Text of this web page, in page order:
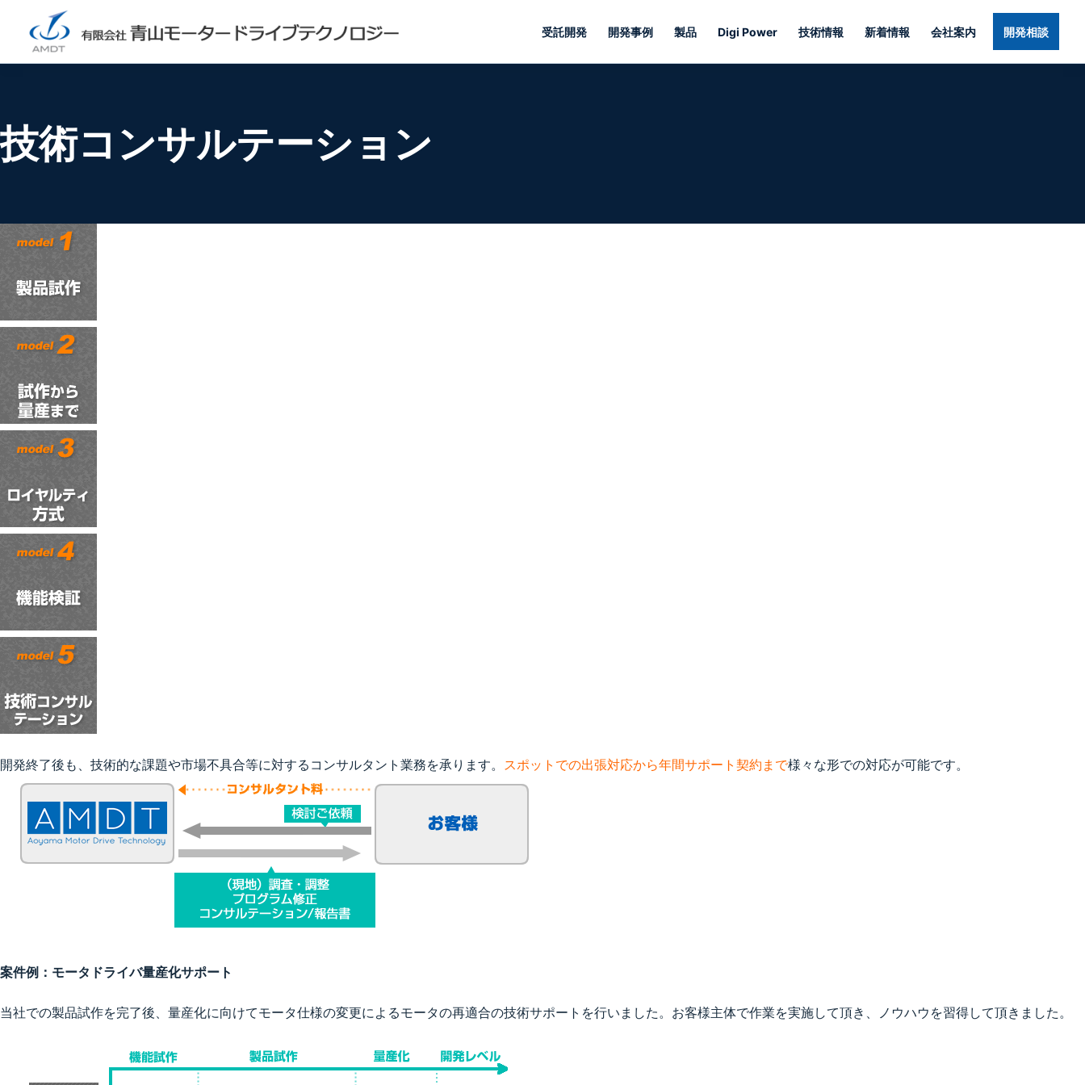
受託開発 開発事例 製品 Digi Power 技術情報 新着情報 会社案内 開発相談
技術コンサルテーション
開発終了後も、技術的な課題や市場不具合等に対するコンサルタント業務を承ります。 スポットでの出張対応から年間サポート契約まで様々な形での対応が可能です。
案件例：モータドライバ量産化サポート
当社での製品試作を完了後、量産化に向けてモータ仕様の変更によるモータの再適合の技術サポートを行いました。お客様主体で作業を実施して頂き、ノウハウを習得して頂きました。